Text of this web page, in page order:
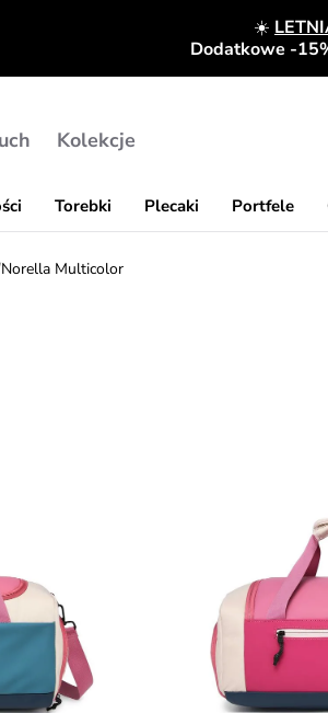
☀️
Dodatkowe -
Torebki Plecaki Portfele
Kolekcje
Norella Multicolor